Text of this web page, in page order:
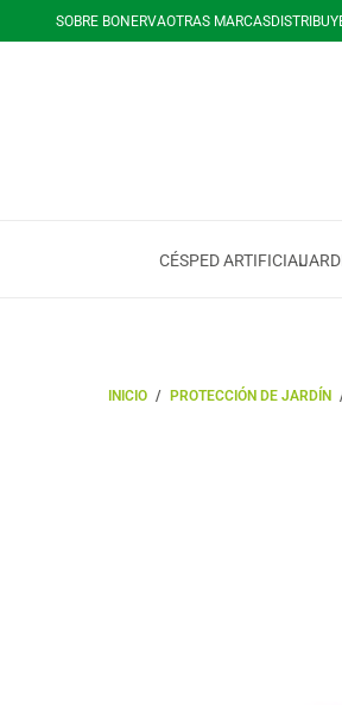
SOBRE BONERVAOTRAS MARCAS
CÉSPED ARTIFICIAL
INICIO / PROTECCIÓN DE JARDÍN